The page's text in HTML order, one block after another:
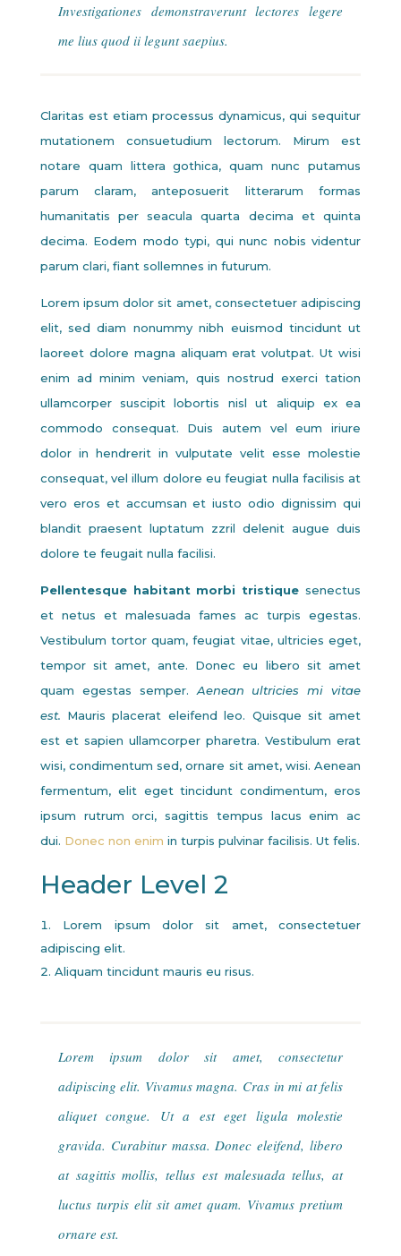
Investigationes demonstraverunt lectores legere
me lius quod ii legunt saepius.
Claritas est etiam processus dynamicus, qui sequitur
mutationem consuetudium lectorum. Mirum est
notare quam littera gothica, quam nunc putamus
parum claram, anteposuerit litterarum formas
humanitatis per seacula quarta decima et quinta
decima. Eodem modo typi, qui nunc nobis videntur
parum clari, fiant sollemnes in futurum.
Lorem ipsum dolor sit amet, consectetuer adipiscing
elit, sed diam nonummy nibh euismod tincidunt ut
laoreet dolore magna aliquam erat volutpat. Ut wisi
enim ad minim veniam, quis nostrud exerci tation
ullamcorper suscipit lobortis nisl ut aliquip ex ea
commodo consequat. Duis autem vel eum iriure
dolor in hendrerit in vulputate velit esse molestie
consequat, vel illum dolore eu feugiat nulla facilisis at
vero eros et accumsan et iusto odio dignissim qui
blandit praesent luptatum zzril delenit augue duis
dolore te feugait nulla facilisi.
Pellentesque habitant morbi tristique senectus
et netus et malesuada fames ac turpis egestas.
Vestibulum tortor quam, feugiat vitae, ultricies eget,
tempor sit amet, ante. Donec eu libero sit amet
quam egestas semper.Aenean ultricies mi vitae
est. Mauris placerat eleifend leo. Quisque sit amet
est et sapien ullamcorper pharetra. Vestibulum erat
wisi, condimentum sed, ornare sit amet, wisi. Aenean
fermentum, elit eget tincidunt condimentum, eros
ipsum rutrum orci, sagittis tempus lacus enim ac
dui. Donec non enim in turpis pulvinar facilisis. Ut felis.
Header Level 2
Lorem ipsum dolor sit amet, consectetuer
adipiscing elit.
Aliquam tincidunt mauris eu risus.
Lorem ipsum dolor sit amet, consectetur
adipiscing elit. Vivamus magna. Cras in mi at felis
aliquet congue. Ut a est eget ligula molestie
gravida. Curabitur massa. Donec eleifend, libero
at sagittis mollis, tellus est malesuada tellus, at
luctus turpis elit sit amet quam. Vivamus pretium
ornare est.